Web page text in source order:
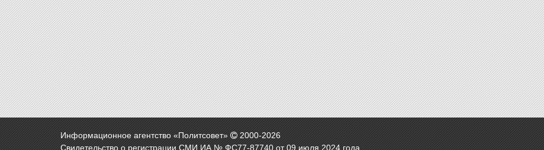
Информационное агентство «Политсовет» 2000-2026
Свидетельство о регистрации СМИ ИА № ФС77-87740 от 09 июля 2024 года.